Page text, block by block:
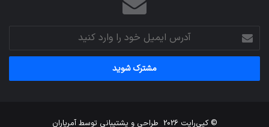
آدرس
ایمیل
خود
وارد
© کپی‌رایت 2026 طراحی و پشتیبانی توسطآمریاران